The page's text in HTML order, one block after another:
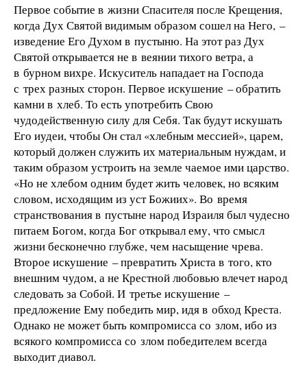
Первое событие в жизни Спасителя после Крещения,
когда Дух Святой видимым образом сошел на Него, –
изведение Его Духом в пустыню. На этот раз Дух
Святой открывается не в веянии тихого ветра, а
в бурном вихре. Искуситель нападает на Господа
с трех разных сторон. Первое искушение – обратить
камни в хлеб. То есть употребить Свою
чудодейственную силу для Себя. Так будут искушать
Его иудеи, чтобы Он стал «хлебным мессией», царем,
который должен служить их материальным нуждам, и
таким образом устроить на земле чаемое ими царство.
«Но не хлебом одним будет жить человек, но всяким
словом, исходящим из уст Божиих». Во время
странствования в пустыне народ Израиля был чудесно
питаем Богом, когда Бог открывал ему, что смысл
жизни бесконечно глубже, чем насыщение чрева.
Второе искушение – превратить Христа в того, кто
внешним чудом, а не Крестной любовью влечет народ
следовать за Собой. И третье искушение –
предложение Ему победить мир, идя в обход Креста.
Однако не может быть компромисса со злом, ибо из
всякого компромисса со злом победителем всегда
выходит диавол.